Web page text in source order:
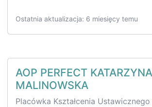
Ostatnia aktualizacja: 6 miesięcy temu
AOP PERFECT KATARZYNA
MALINOWSKA
Placówka Kształcenia Ustawicznego